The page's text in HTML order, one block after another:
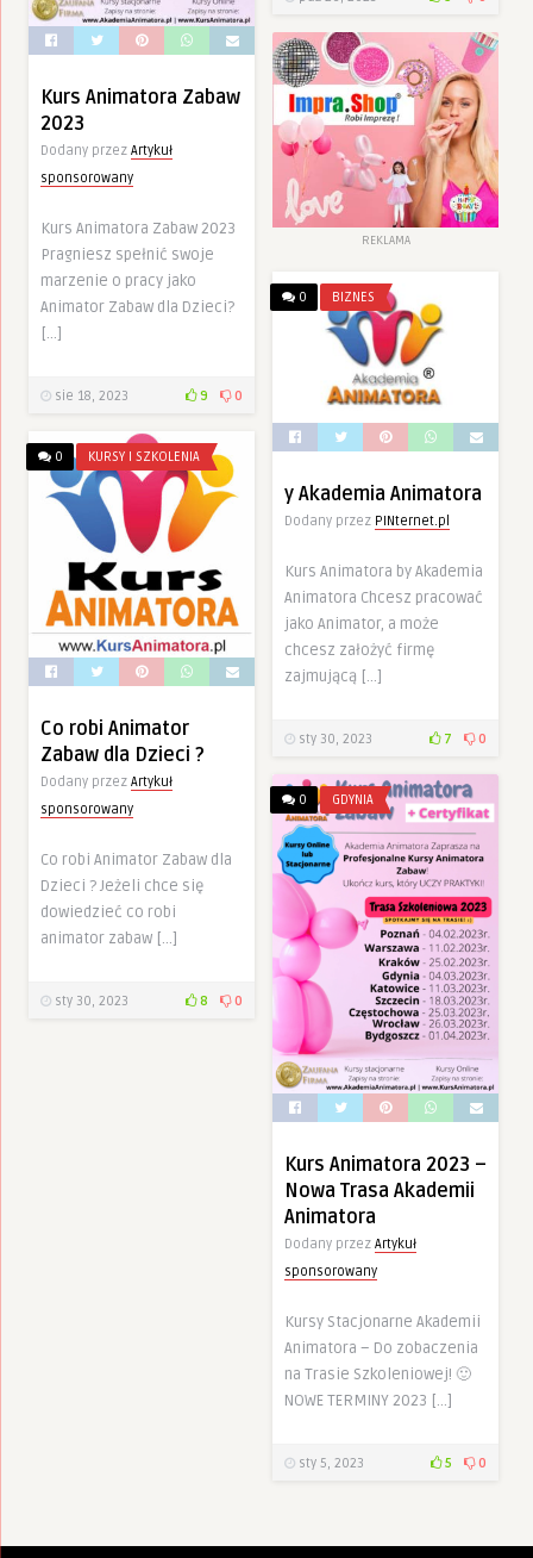
Kurs Animatora Zabaw
2023
Dodany przez Artykuł
sponsorowany
Kurs Animatora Zabaw 2023
Pragniesz spełnić swoje
marzenie o pracy jako
Animator Zabaw dla Dzieci?
[…]
sie 18, 2023 9 0
REKLAMA
0 BIZNES
y Akademia Animatora
Dodany przez PINternet.pl
Kurs Animatora by Akademia
Animatora Chcesz pracować
jako Animator, a może
chcesz założyć firmę
zajmującą […]
sty 30, 2023 7 0
0 KURSY I SZKOLENIA
Co robi Animator
Zabaw dla Dzieci ?
Dodany przez Artykuł
sponsorowany
Co robi Animator Zabaw dla
Dzieci ? Jeżeli chce się
dowiedzieć co robi
animator zabaw […]
sty 30, 2023 8 0
0 GDYNIA
Kurs Animatora 2023 –
Nowa Trasa Akademii
Animatora
Dodany przez Artykuł
sponsorowany
Kursy Stacjonarne Akademii
Animatora – Do zobaczenia
na Trasie Szkoleniowej! 🙂
NOWE TERMINY 2023 […]
sty 5, 2023 5 0